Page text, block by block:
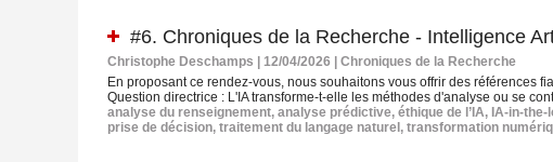
#6. Chroniques de la Recherche - Intelligence
Christophe Deschamps | 12/04/2026
Chroniques de la Recherche
En proposant ce rendez-vous, nous souhaitons vous offrir des références
Question directrice : L'IA transforme-t-elle les méthodes d'analyse ou se
analyse du renseignement, analyse prédictive, éthique de l’IA, IA-in-the-
prise de décision, traitement du langage naturel , transformation